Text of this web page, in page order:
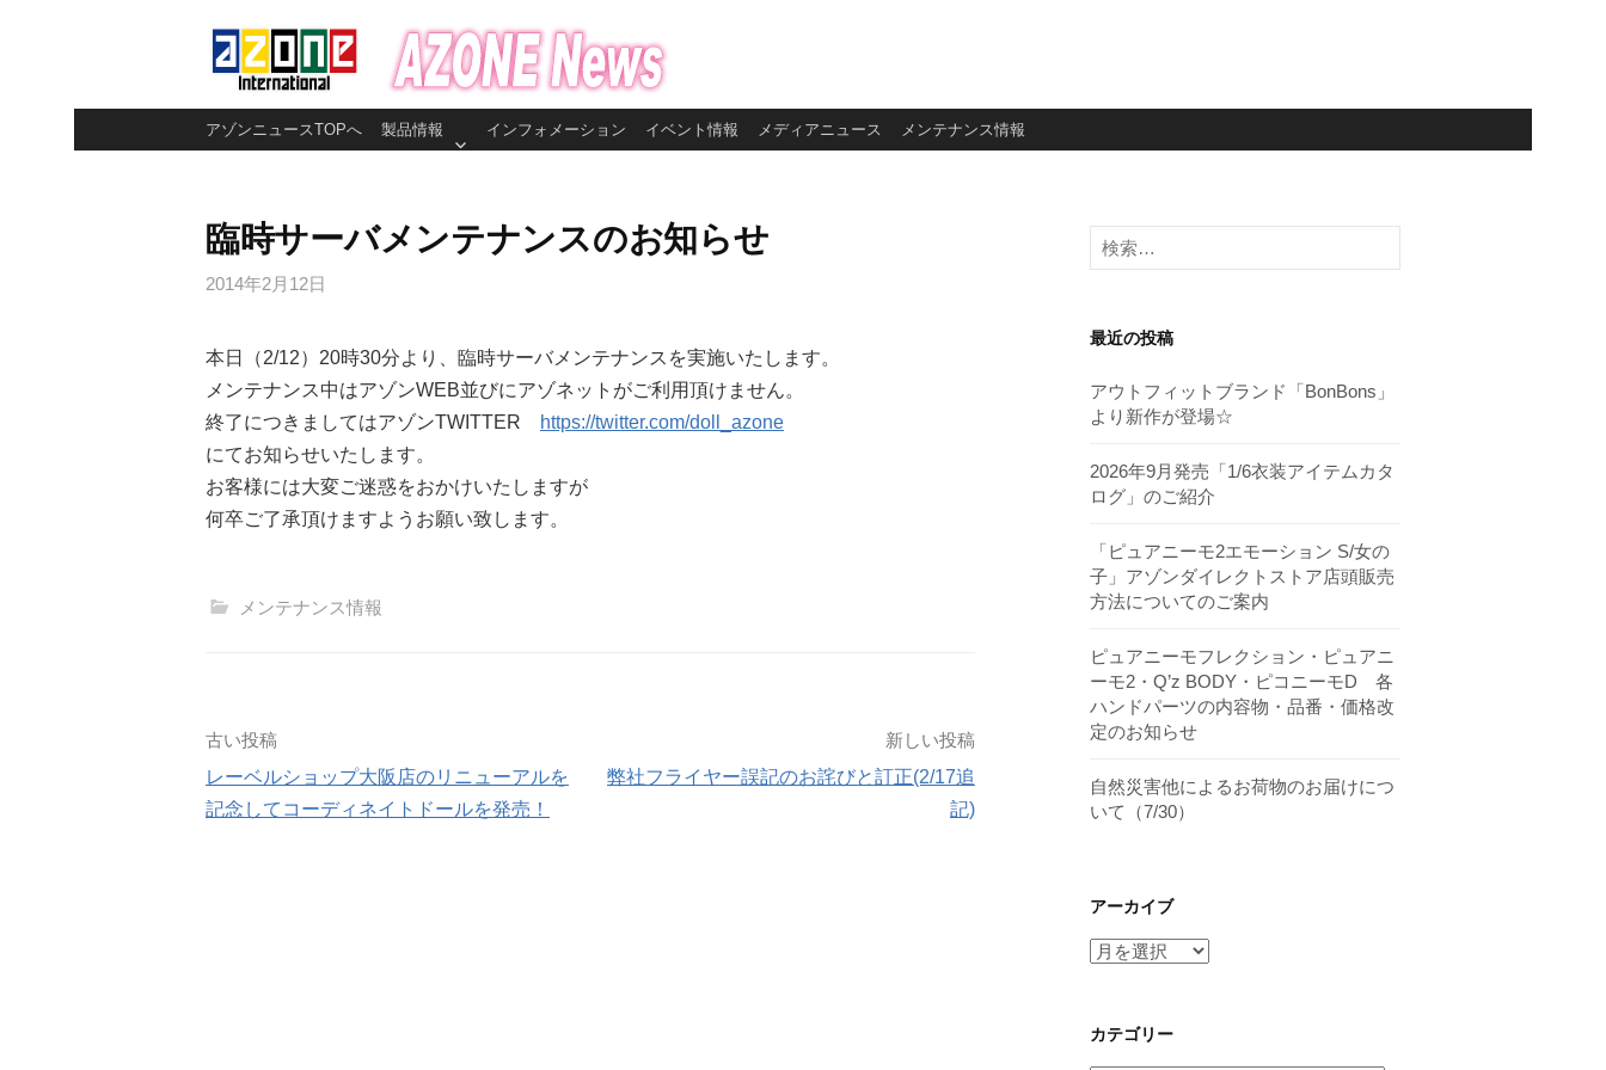
ン
アゾンニュースTOPへ 製品情報 インフォメーション イベント情報 メディアニュース メンテナンス情報
臨時サーバメンテナンスのお知らせ
2014年2月12日
本日（2/12）20時30分より、臨時サーバメンテナンスを実施いたします。
メンテナンス中はアゾンWEB並びにアゾネットがご利用頂けません。
終了につきましてはアゾンTWITTER
https://twitter.com/doll_azone
にてお知らせいたします。
お客様には大変ご迷惑をおかけいたしますが
何卒ご了承頂けますようお願い致します。
メンテナンス情報
投
稿
古い投稿
レーベルショップ大阪店のリニューアルを
記念してコーディネイトドールを発売！
新しい投稿
弊社フライヤー誤記のお詫びと訂正(2/17追
記)
検
索:
最近の投稿
アウトフィットブランド「BonBons」
より新作が登場☆
2026年9月発売「1/6衣装アイテムカタ
ログ」のご紹介
「ピュアニーモ2エモーション S/女の
子」アゾンダイレクトストア店頭販売
方法についてのご案内
ピュアニーモフレクション・ピュアニ
ーモ2・Q’z BODY・ピコニーモD 各
ハンドパーツの内容物・品番・価格改
定のお知らせ
自然災害他によるお荷物のお届けにつ
いて（7/30）
アーカイブ
ア
イ
ブ
カテゴリー